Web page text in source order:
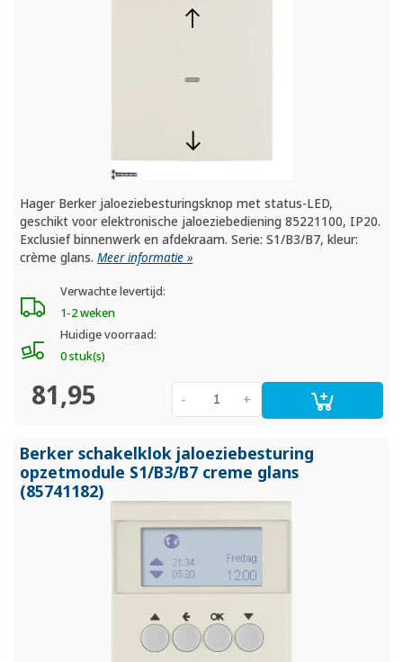
Hager Berker jaloeziebesturingsknop met status-LED,
geschikt voor elektronische jaloeziebediening 85221100, IP20.
Exclusief binnenwerk en afdekraam. Serie: S1/B3/B7, kleur:
crème glans.Meer informatie »
Verwachte levertijd:
1-2 weken
Huidige voorraad:
0 stuk(s)
81,95 +
-
Berker schakelklok jaloeziebesturing
opzetmodule S1/B3/B7 creme glans
(85741182)